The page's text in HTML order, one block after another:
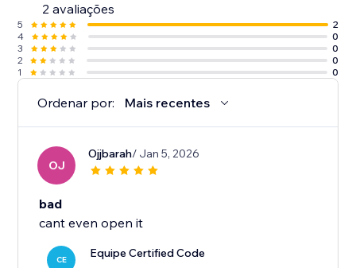
2 avaliações
5
2
4
0
3
0
2
0
1
0
Ordenar por: Mais recentes
OJ
Ojjbarah/ Jan 5, 2026
bad
cant even open it
CE Equipe Certified Code